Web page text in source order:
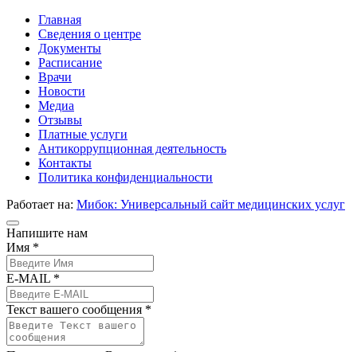
Главная
Сведения о центре
Документы
Расписание
Врачи
Новости
Медиа
Отзывы
Платные услуги
Антикоррупционная деятельность
Контакты
Политика конфиденциальности
Работает на: Мибок: Универсальный сайт медицинских услуг
Напишите нам
Имя *
E-MAIL *
Текст вашего сообщения *